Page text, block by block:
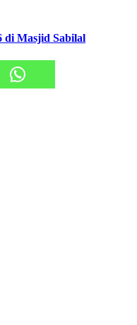
di Masjid Sabilal